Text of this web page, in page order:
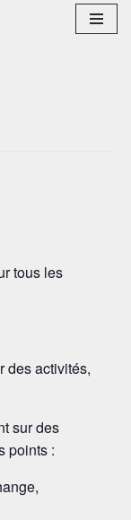
tous les
des activités,
sur des
points :